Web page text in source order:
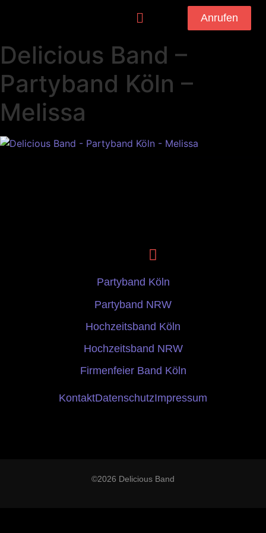
Anrufen
Delicious Band –
Partyband Köln –
Melissa
Partyband Köln
Partyband NRW
Hochzeitsband Köln
Hochzeitsband NRW
Firmenfeier Band Köln
KontaktDatenschutzImpressum
©2026 Delicious Band